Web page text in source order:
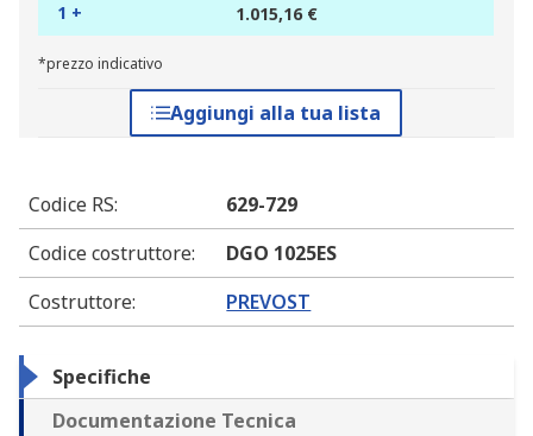
1 + 1.015,16 €
*prezzo indicativo
Aggiungi alla tua lista
Codice RS:
629-729
Codice costruttore:
DGO 1025ES
Costruttore: PREVOST
Specifiche
Documentazione Tecnica